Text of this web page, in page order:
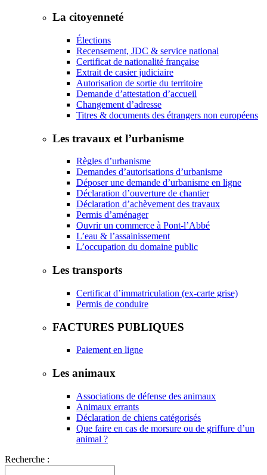
La citoyenneté
Élections
Recensement, JDC & service national
Certificat de nationalité française
Extrait de casier judiciaire
Autorisation de sortie du territoire
Demande d’attestation d’accueil
Changement d’adresse
Titres & documents des étrangers non européens
Les travaux et l’urbanisme
Règles d’urbanisme
Demandes d’autorisations d’urbanisme
Déposer une demande d’urbanisme en ligne
Déclaration d’ouverture de chantier
Déclaration d’achèvement des travaux
Permis d’aménager
Ouvrir un commerce à Pont-l’Abbé
L’eau & l’assainissement
L’occupation du domaine public
Les transports
Certificat d’immatriculation (ex-carte grise)
Permis de conduire
FACTURES PUBLIQUES
Paiement en ligne
Les animaux
Associations de défense des animaux
Animaux errants
Déclaration de chiens catégorisés
Que faire en cas de morsure ou de griffure d’un
animal ?
Recherche :